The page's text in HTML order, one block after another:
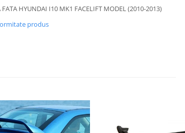
FATA HYUNDAI I10 MK1 FACELIFT MODEL (2010-2013)
produs